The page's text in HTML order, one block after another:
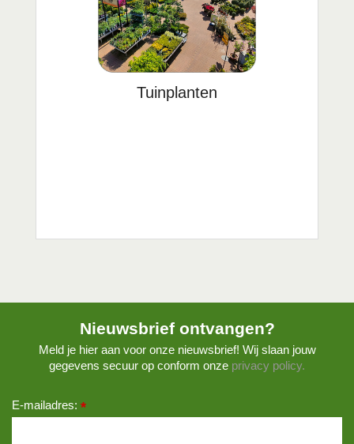
Tuinplanten
Nieuwsbrief ontvangen?
Meld je hier aan voor onze nieuwsbrief! Wij slaan jouw
gegevens secuur op conform onze privacy policy.
E-mailadres: *